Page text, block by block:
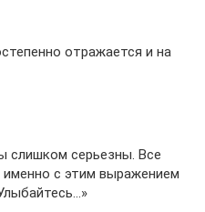
отражается и на
слишком серьезны. Все
с этим выражением